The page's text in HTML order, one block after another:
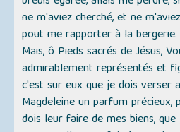
ne m'aviez cherché, et ne
pout me rapporter à la bergerie.
Mais, ô Pieds sacrés de Jésus,
admirablement représentés et
c'est sur eux que je dois verser
Magdeleine un parfum
dois leur faire de mes biens,